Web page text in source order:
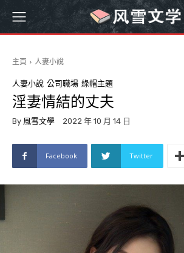
主頁 人妻小說
人妻小說 公司職場 綠帽主題
淫妻情結的丈夫
By 風雪文學 2022 年 10 月 14 日
Facebook Twitter